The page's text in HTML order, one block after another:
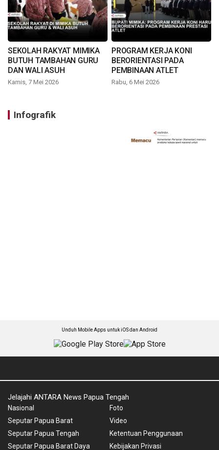
SEKOLAH RAKYAT MIMIKA
BUTUH TAMBAHAN GURU
DAN WALI ASUH
Kamis, 7 Mei 2026
PROGRAM KERJA KONI
BERORIENTASI PADA
PEMBINAAN ATLET
Rabu, 6 Mei 2026
Infografik
Unduh Mobile Apps untuk iOS dan Android
Jelajahi ANTARA News Papua Tengah
Nasional
Seputar Papua Barat
Seputar Papua Tengah
Seputar Papua Barat Daya
Foto
Video
Ketentuan Penggunaan
Kebijakan Privasi